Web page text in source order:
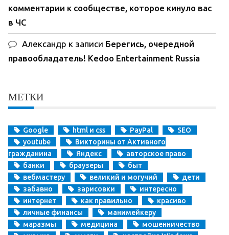
комментарии к сообществе, которое кинуло вас
в ЧС
Александр к записи Берегись, очередной
правообладатель! Kedoo Entertainment Russia
МЕТКИ
Google html и css PayPal
SEO
youtube
Викторины от Активного
гражданина
Яндекс
авторское право
банки
браузеры
быт
вебмастеру
великий и могучий
дети
забавно
зарисовки
интересно
интернет
как правильно
красиво
личные финансы
манимейкеру
маразмы
медицина
мошенничество